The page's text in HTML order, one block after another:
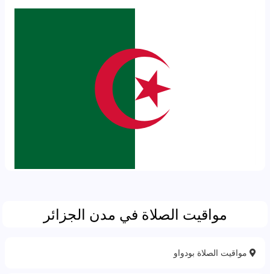
مواقيت الصلاة في مدن الجزائر
مواقيت الصلاة بودواو